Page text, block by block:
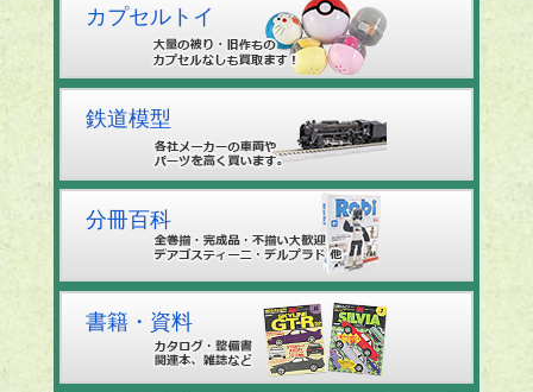
カプセルトイ
鉄道模型
分冊百科
書籍・資料